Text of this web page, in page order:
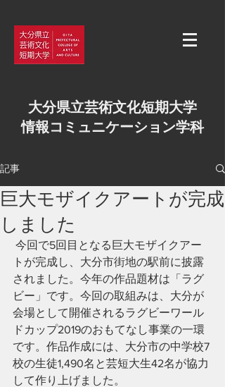
大分県立芸術文化短期大学
情報コミュニケーション学科
記事
巨大モザイクアートが完成
しました
トが完成し、大分市街地の駅前に披露
されました。今年の作品題材は「ラグ
ビー」です。今回の取組みは、大分が
会場として開催されるラグビーワール
ドカップ2019のおもてなし事業の一環
です。作品作成には、大分市の中学校7
校の生徒1,490名と芸短大生42名が協力
して作り上げました。